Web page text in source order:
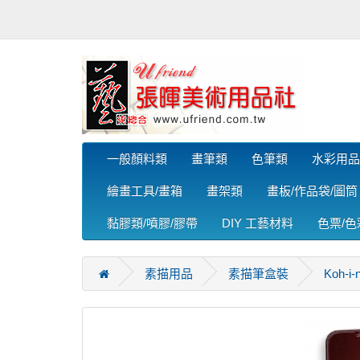
一般顏料類 畫筆類 色筆類 水彩用品
繪畫工具/畫箱 畫架類 畫板/作品袋/圖筒
黏膠類/噴膠/膠帶 DIY 工藝材料 色票/色
素描用品 素描筆盒裝 Koh-i-